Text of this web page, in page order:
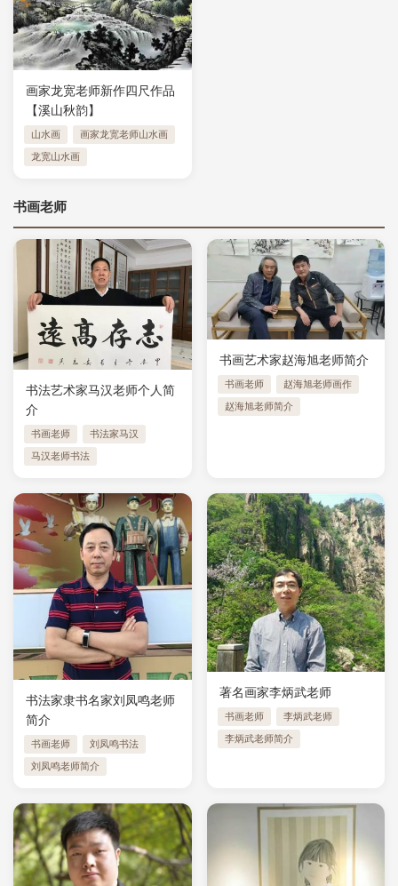
画家龙宽老师新作四尺作品
【溪山秋韵】
山水画 画家龙宽老师山水画
龙宽山水画
书画老师
书法艺术家马汉老师个人简
介
书画老师 书法家马汉
马汉老师书法
书画艺术家赵海旭老师简介
书画老师 赵海旭老师画作
赵海旭老师简介
书法家隶书名家刘凤鸣老师
简介
书画老师 刘凤鸣书法
刘凤鸣老师简介
著名画家李炳武老师
书画老师 李炳武老师
李炳武老师简介